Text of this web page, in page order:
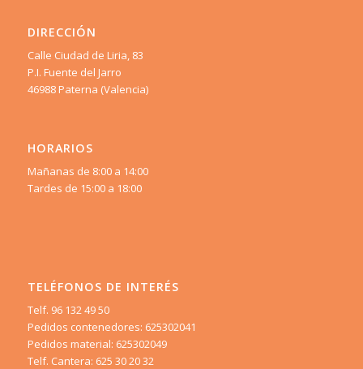
DIRECCIÓN
Calle Ciudad de Liria, 83
P.I. Fuente del Jarro
46988 Paterna (Valencia)
HORARIOS
Mañanas de 8:00 a 14:00
Tardes de 15:00 a 18:00
TELÉFONOS DE INTERÉS
Telf. 96 132 49 50
Pedidos contenedores: 625302041
Pedidos material: 625302049
Telf. Cantera: 625 30 20 32